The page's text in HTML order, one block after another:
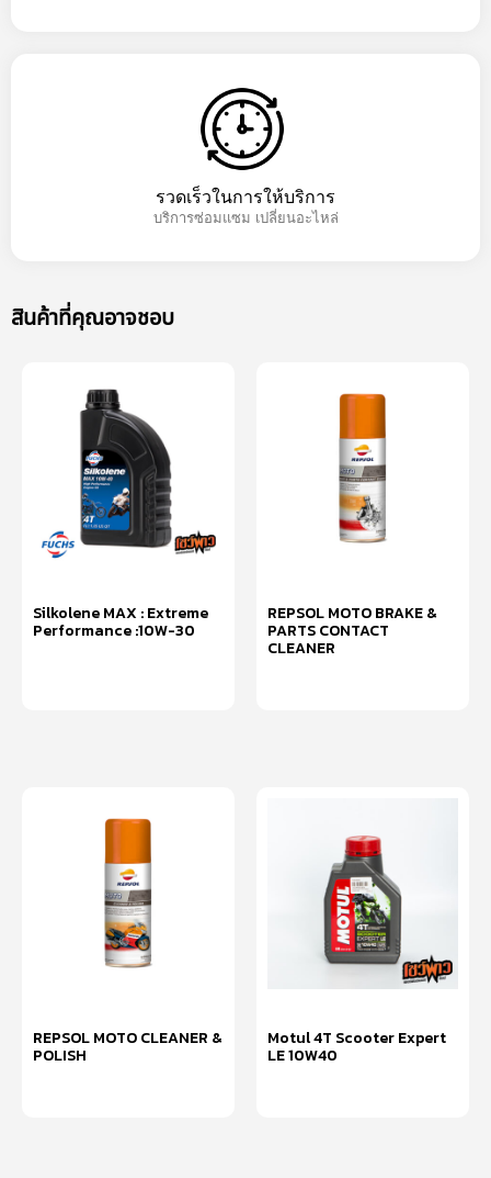
รวดเร็วในการให้บริการ
บริการซ่อมแซม เปลี่ยนอะไหล่
สินค้าที่คุณอาจชอบ
Silkolene MAX : Extreme
Performance :10W-30
REPSOL MOTO BRAKE &
PARTS CONTACT
CLEANER
REPSOL MOTO CLEANER &
POLISH
Motul 4T Scooter Expert
LE 10W40